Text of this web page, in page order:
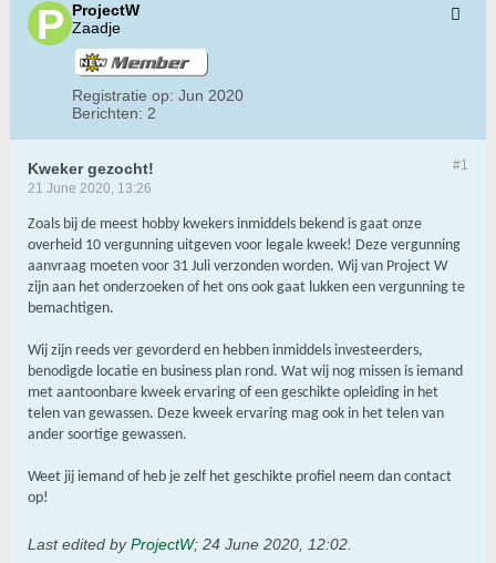
ProjectW
Zaadje
Registratie op: Jun 2020
Berichten: 2
#1
Kweker gezocht!
21 June 2020, 13:26
Zoals bij de meest hobby kwekers inmiddels bekend is gaat onze
overheid 10 vergunning uitgeven voor legale kweek! Deze vergunning
aanvraag moeten voor 31 Juli verzonden worden. Wij van Project W
zijn aan het onderzoeken of het ons ook gaat lukken een vergunning te
bemachtigen.
Wij zijn reeds ver gevorderd en hebben inmiddels investeerders,
benodigde locatie en business plan rond. Wat wij nog missen is iemand
met aantoonbare kweek ervaring of een geschikte opleiding in het
telen van gewassen. Deze kweek ervaring mag ook in het telen van
ander soortige gewassen.
Weet jij iemand of heb je zelf het geschikte profiel neem dan contact
op!
Last edited byProjectW; 24 June 2020, 12:02